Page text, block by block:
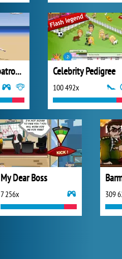
Yetisports - albatros overload Celebrity Pedigree
100 492x
My Dear Boss
7 256x 309